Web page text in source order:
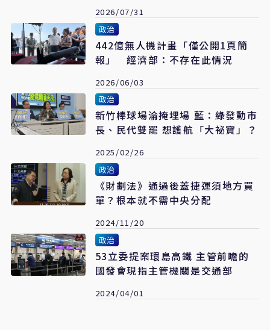
2026/07/31
政治
442億無人機計畫「僅公開1頁簡
報」 經濟部：不存在此情況
2026/06/03
政治
新竹棒球場淪掩埋場 藍：綠發動市
長、民代雙罷 想護航「大祕寶」？
2025/02/26
政治
《財劃法》通過後蓋捷運須地方買
單？根本就不需中央分配
2024/11/20
政治
53立委提案環島高鐵 主管前瞻的
國發會現指主管機關是交通部
2024/04/01